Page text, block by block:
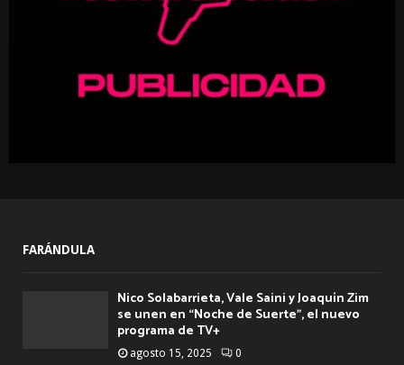
FARÁNDULA
Nico Solabarrieta, Vale Saini y Joaquín Zim
se unen en “Noche de Suerte”, el nuevo
programa de TV+
agosto 15, 2025 0